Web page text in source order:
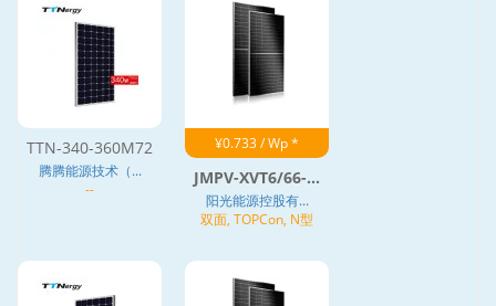
TTN-340-360M72
腾腾能源技术（...
--
¥0.733 / Wp *
JMPV-XVT6/66-...
阳光能源控股有...
双面, TOPCon, N型